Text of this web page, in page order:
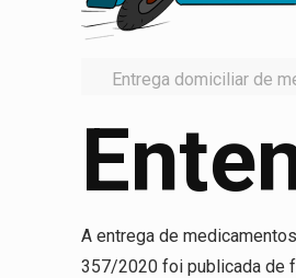
Entrega domiciliar de
A entrega de
357/2020 foi publicada de